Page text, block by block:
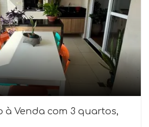
à Venda com 3 quartos,